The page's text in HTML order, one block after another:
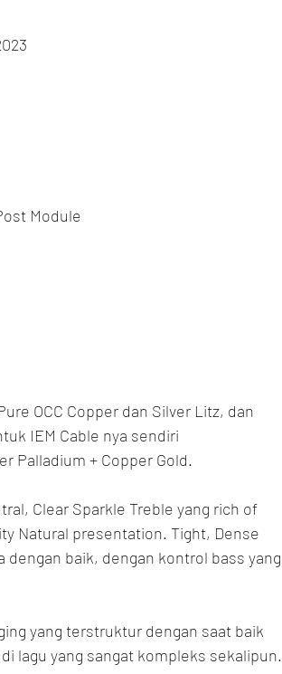
Module
OCC Copper dan Silver Litz, dan
IEM Cable nya sendiri
Palladium + Copper Gold.
Clear Sparkle Treble yang rich of
Natural presentation. Tight, Dense
dengan baik, dengan kontrol bass yang
yang terstruktur dengan saat baik
lagu yang sangat kompleks sekalipun.